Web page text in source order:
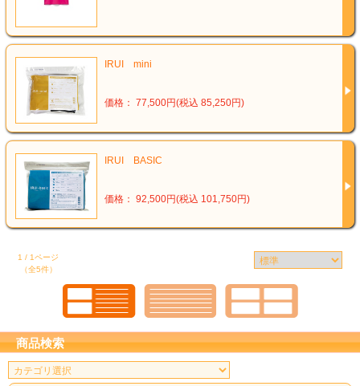
IRUI mini
価格： 77,500円(税込 85,250円)
IRUI BASIC
価格： 92,500円(税込 101,750円)
1 / 1ページ
（全5件）
商品検索